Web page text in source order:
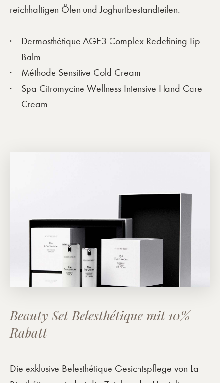
reichhaltigen Ölen und Joghurtbestandteilen.
Dermosthétique AGE3 Complex Redefining Lip
Balm
Méthode Sensitive Cold Cream
Spa Citromycine Wellness Intensive Hand Care
Cream
Beauty Set Belesthétique mit 10%
Rabatt
Die exklusive Belesthétique Gesichtspflege von La